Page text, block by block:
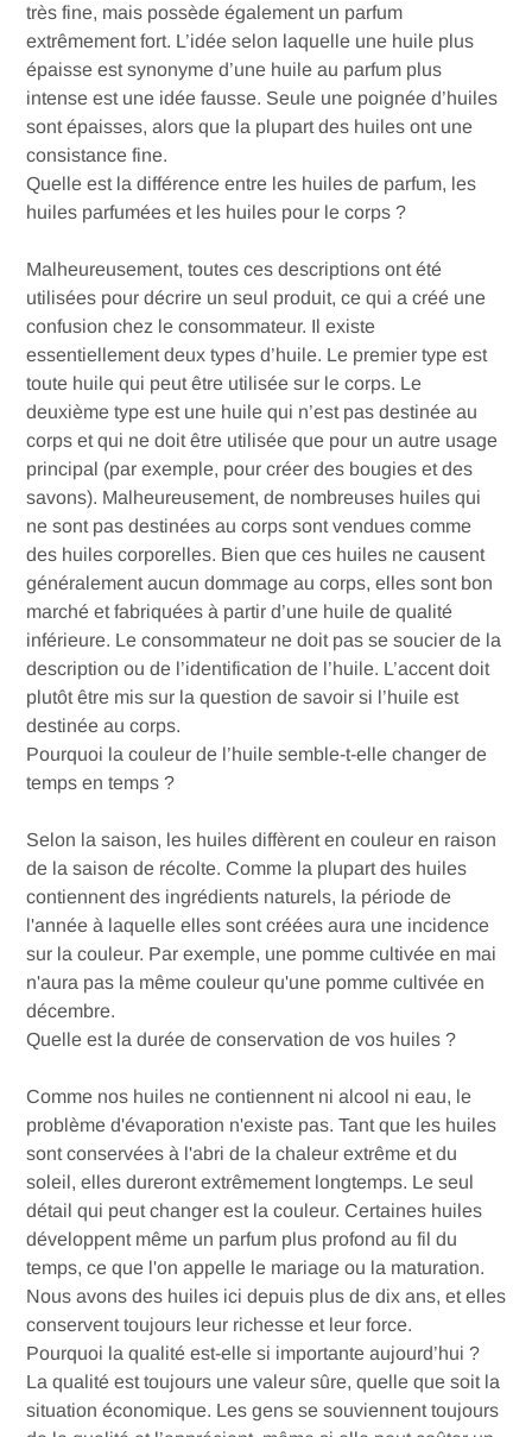
très fine, mais possède également un parfum
extrêmement fort. L’idée selon laquelle une huile plus
épaisse est synonyme d’une huile au parfum plus
intense est une idée fausse. Seule une poignée d’huiles
sont épaisses, alors que la plupart des huiles ont une
consistance fine.
Quelle est la différence entre les huiles de parfum, les
huiles parfumées et les huiles pour le corps ?
Malheureusement, toutes ces descriptions ont été
utilisées pour décrire un seul produit, ce qui a créé une
confusion chez le consommateur. Il existe
essentiellement deux types d’huile. Le premier type est
toute huile qui peut être utilisée sur le corps. Le
deuxième type est une huile qui n’est pas destinée au
corps et qui ne doit être utilisée que pour un autre usage
principal (par exemple, pour créer des bougies et des
savons). Malheureusement, de nombreuses huiles qui
ne sont pas destinées au corps sont vendues comme
des huiles corporelles. Bien que ces huiles ne causent
généralement aucun dommage au corps, elles sont bon
marché et fabriquées à partir d’une huile de qualité
inférieure. Le consommateur ne doit pas se soucier de la
description ou de l’identification de l’huile. L’accent doit
plutôt être mis sur la question de savoir si l’huile est
destinée au corps.
Pourquoi la couleur de l’huile semble-t-elle changer de
temps en temps ?
Selon la saison, les huiles diffèrent en couleur en raison
de la saison de récolte. Comme la plupart des huiles
contiennent des ingrédients naturels, la période de
l'année à laquelle elles sont créées aura une incidence
sur la couleur. Par exemple, une pomme cultivée en mai
n'aura pas la même couleur qu'une pomme cultivée en
décembre.
Quelle est la durée de conservation de vos huiles ?
Comme nos huiles ne contiennent ni alcool ni eau, le
problème d'évaporation n'existe pas. Tant que les huiles
sont conservées à l'abri de la chaleur extrême et du
soleil, elles dureront extrêmement longtemps. Le seul
détail qui peut changer est la couleur. Certaines huiles
développent même un parfum plus profond au fil du
temps, ce que l'on appelle le mariage ou la maturation.
Nous avons des huiles ici depuis plus de dix ans, et elles
conservent toujours leur richesse et leur force.
Pourquoi la qualité est-elle si importante aujourd’hui ?
La qualité est toujours une valeur sûre, quelle que soit la
situation économique. Les gens se souviennent toujours